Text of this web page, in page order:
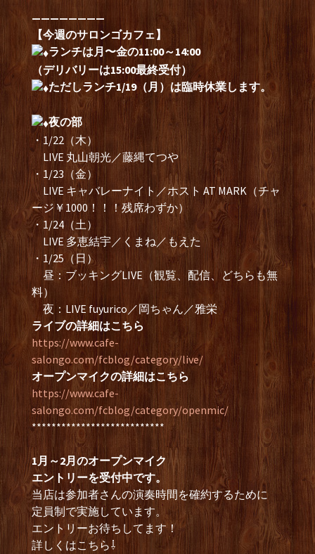
————————
【今週のサロンゴカフェ】
ランチは月〜金の11:00～14:00
（デリバリーは15:00最終受付）
ただしランチ1/19（月）は臨時休業します。
夜の部
・1/22（木）
LIVE 丸山朝光／藤縄てつや
・1/23（金）
LIVE キャバレーナイト／ホスト AT MARK（チャ
ージ￥1000！！！残席わずか）
・1/24（土）
LIVE 多恵結宇／くまね／もえた
・1/25（日）
昼：ブッキングLIVE（観覧、配信、どちらも無
料）
夜：LIVE fuyurico／岡ちゃん／雅栄
ライブの詳細はこちら
https://www.cafe-
salongo.com/fcblog/category/live/
オープンマイクの詳細はこちら
https://www.cafe-
salongo.com/fcblog/category/openmic/
***************************
1月～2月のオープンマイク
エントリーを受付中です。
当店は参加者さんの演奏時間を確約するために
定員制で実施しています。
エントリーお待ちしてます！
詳しくはこちら⇩